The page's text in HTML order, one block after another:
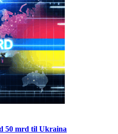
50 mrd til Ukraina